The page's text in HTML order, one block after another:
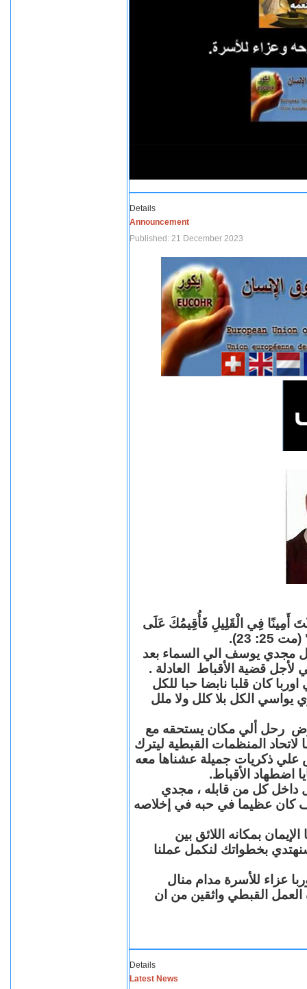
Details
Announcement
Published: 21 December 2023
أَمِينًا فِي الْقَلِيلِ فَأُقِيمُكَ عَلَى
23).
مجدي يوسف الي السماء بعد
قضية الأقباط العادلة .
كان قلبا نابضا حبا للكل
يواسي الكل بلا كلل ولا ملل
رحل ألي مكان يستحقه مع
المنظمات القبطية ليترك
علي ذكريات جميلة عشناها معه
اضطهاد الأقباط.
داخل كل من قابله ، مجدي
عظيما في حبه في إخلاصه
بمكانه اللائق بين
بخطواتك لنكمل عملنا
عزاء للأسرة مدام منال
العمل القبطي واثقين من ان
Details
Latest News